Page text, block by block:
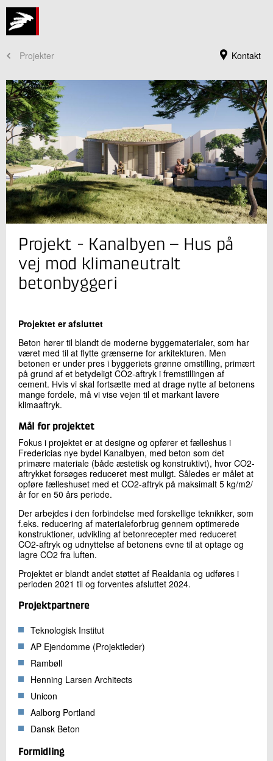
Kontakt
Projekter
Jeg er din kontaktperson
Thomas Juul Andersen
Sektionsleder, Arkitekt MAA
Beton
+45 72 20 21 57
Send e-mail
Skriv til mig
Send
Projekt - Kanalbyen – Hus på
vej mod klimaneutralt
betonbyggeri
Projektet er afsluttet
Beton hører til blandt de moderne byggematerialer, som har
været med til at flytte grænserne for arkitekturen. Men
betonen er under pres i byggeriets grønne omstilling, primært
på grund af et betydeligt CO2-aftryk i fremstillingen af
cement. Hvis vi skal fortsætte med at drage nytte af betonens
mange fordele, må vi vise vejen til et markant lavere
klimaaftryk.
Mål for projektet
Fokus i projektet er at designe og opfører et fælleshus i
Fredericias nye bydel Kanalbyen, med beton som det
primære materiale (både æstetisk og konstruktivt), hvor CO2-
aftrykket forsøges reduceret mest muligt. Således er målet at
opføre fælleshuset med et CO2-aftryk på maksimalt 5 kg/m2/
år for en 50 års periode.
Der arbejdes i den forbindelse med forskellige teknikker, som
f.eks. reducering af materialeforbrug gennem optimerede
konstruktioner, udvikling af betonrecepter med reduceret
CO2-aftryk og udnyttelse af betonens evne til at optage og
lagre CO2 fra luften.
Projektet er blandt andet støttet af Realdania og udføres i
perioden 2021 til og forventes afsluttet 2024.
Projektpartnere
Teknologisk Institut
AP Ejendomme (Projektleder)
Rambøll
Henning Larsen Architects
Unicon
Aalborg Portland
Dansk Beton
Formidling